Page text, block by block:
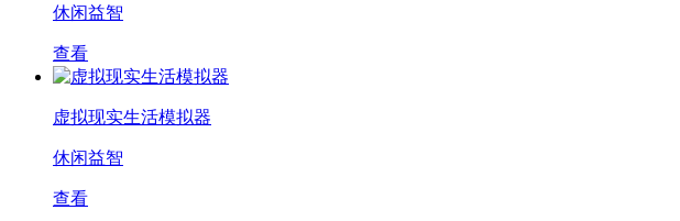
休闲益智
查看
虚拟现实生活模拟器
休闲益智
查看